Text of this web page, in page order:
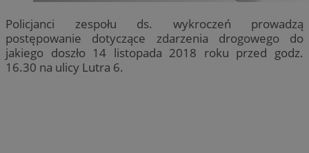
Policjanci zespołu ds. wykroczeń prowadzą
postępowanie dotyczące zdarzenia drogowego do
jakiego doszło 14 listopada 2018 roku przed godz.
16.30 na ulicy Lutra 6.